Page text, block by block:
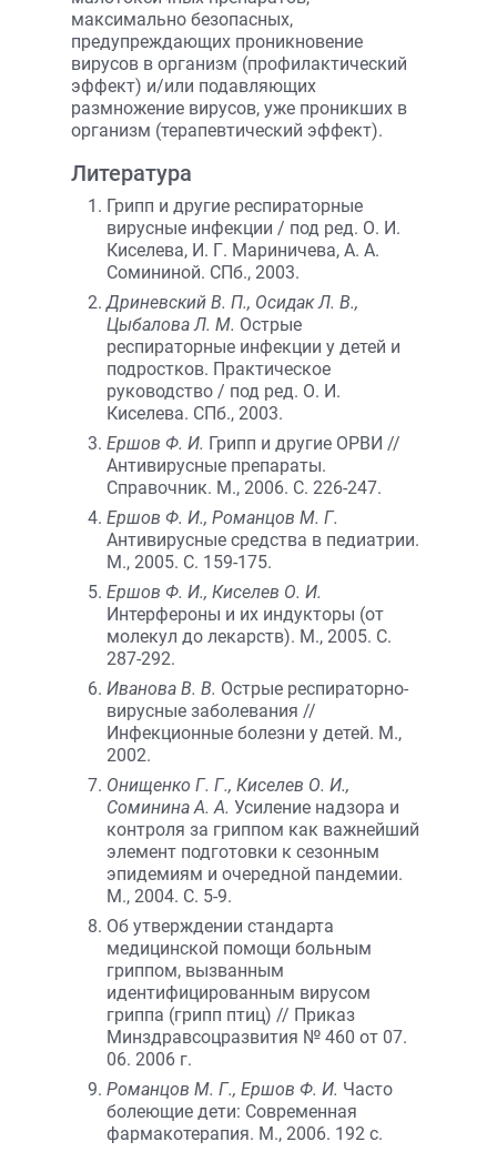
максимально безопасных,
предупреждающих проникновение
вирусов в организм (профилактический
эффект) и/или подавляющих
размножение вирусов, уже проникших в
организм (терапевтический эффект).
Литература
Грипп и другие респираторные
вирусные инфекции / под ред. О. И.
Киселева, И. Г. Мариничева, А. А.
Сомининой. СПб., 2003.
Дриневский В. П., Осидак Л. В.,
Цыбалова Л. М. Острые
респираторные инфекции у детей и
подростков. Практическое
руководство / под ред. О. И.
Киселева. СПб., 2003.
Ершов Ф. И. Грипп и другие ОРВИ //
Антивирусные препараты.
Справочник. М., 2006. С. 226-247.
Ершов Ф. И., Романцов М. Г.
Антивирусные средства в педиатрии.
М., 2005. С. 159-175.
Ершов Ф. И., Киселев О. И.
Интерфероны и их индукторы (от
молекул до лекарств). М., 2005. С.
287-292.
Иванова В. В. Острые респираторно-
вирусные заболевания //
Инфекционные болезни у детей. М.,
2002.
Онищенко Г. Г., Киселев О. И.,
Соминина А. А. Усиление надзора и
контроля за гриппом как важнейший
элемент подготовки к сезонным
эпидемиям и очередной пандемии.
М., 2004. С. 5-9.
Об утверждении стандарта
медицинской помощи больным
гриппом, вызванным
идентифицированным вирусом
гриппа (грипп птиц) // Приказ
Минздравсоцразвития № 460 от 07.
06. 2006 г.
Романцов М. Г., Ершов Ф. И. Часто
болеющие дети: Современная
фармакотерапия. М., 2006. 192 с.